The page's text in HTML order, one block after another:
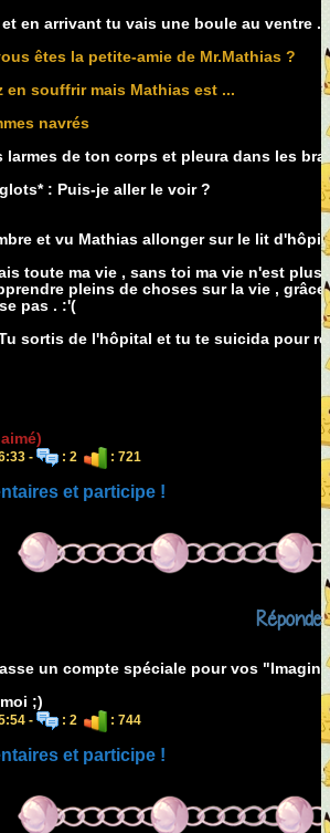
en arrivant tu vais une boule au ventre .
êtes la petite-amie de Mr.Mathias ?
en souffrir mais Mathias est ...
navrés
larmes de ton corps et pleura dans les
: Puis-je aller le voir ?
et vu Mathias allonger sur le lit
toute ma vie , sans toi ma vie n'est
pleins de choses sur la vie ,
pas . :'(
sortis de l'hôpital et tu te suicida pour
- : 2 : 721
et participe !
un compte spéciale pour vos
;)
- : 2 : 744
et participe !